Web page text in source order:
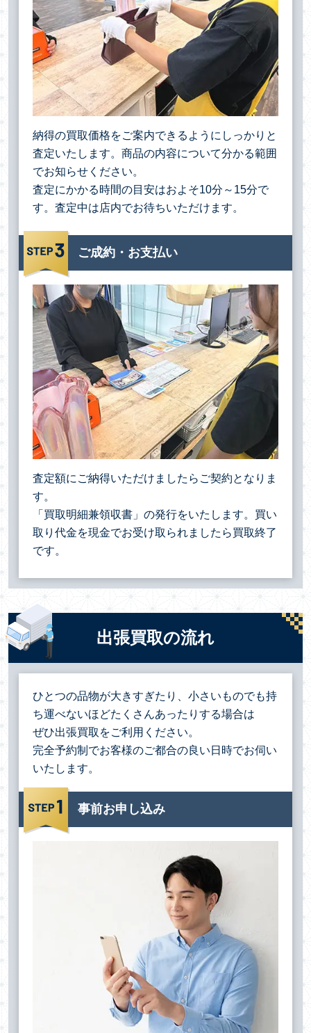
納得の買取価格をご案内できるようにしっかりと
査定いたします。商品の内容について分かる範囲
でお知らせください。
査定にかかる時間の目安はおよそ10分～15分で
す。査定中は店内でお待ちいただけます。
ご成約・お支払い
査定額にご納得いただけましたらご契約となりま
す。
「買取明細兼領収書」の発行をいたします。買い
取り代金を現金でお受け取られましたら買取終了
です。
出張買取の流れ
ひとつの品物が大きすぎたり、小さいものでも持
ち運べないほどたくさんあったりする場合は
ぜひ出張買取をご利用ください。
完全予約制でお客様のご都合の良い日時でお伺い
いたします。
事前お申し込み